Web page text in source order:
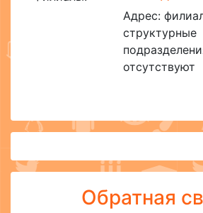
Адрес:
структурные
отсутствуют
Обратная